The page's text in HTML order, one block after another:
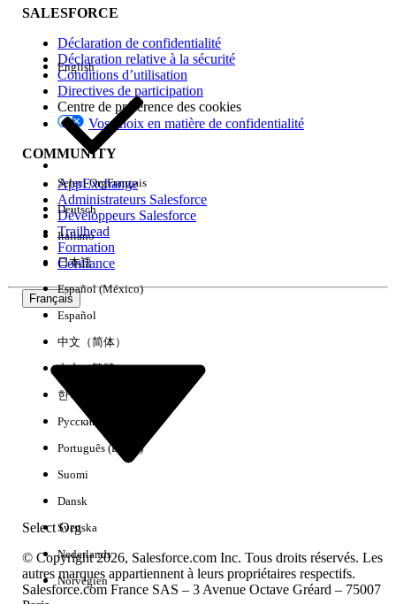
Impact des fonctionnalités
Edition
Expérience
Aucun résultat
SALESFORCE
Déclaration de confidentialité
Déclaration relative à la sécurité
Conditions d’utilisation
Directives de participation
Centre de préférence des cookies
Vos choix en matière de confidentialité
COMMUNITY
AppExchange
Administrateurs Salesforce
Développeurs Salesforce
Trailhead
Formation
Confiance
Français
Select Org
English
Select OrgFrançais
Deutsch
Italiano
日本語
Español (México)
Español
中文（简体）
中文（繁體）
한국어
Русский
Português (Brasil)
Suomi
Dansk
Svenska
Nederlands
Norvégien
© Copyright 2026, Salesforce.com Inc. Tous droits réservés. Les
autres marques appartiennent à leurs propriétaires respectifs.
Salesforce.com France SAS – 3 Avenue Octave Gréard – 75007